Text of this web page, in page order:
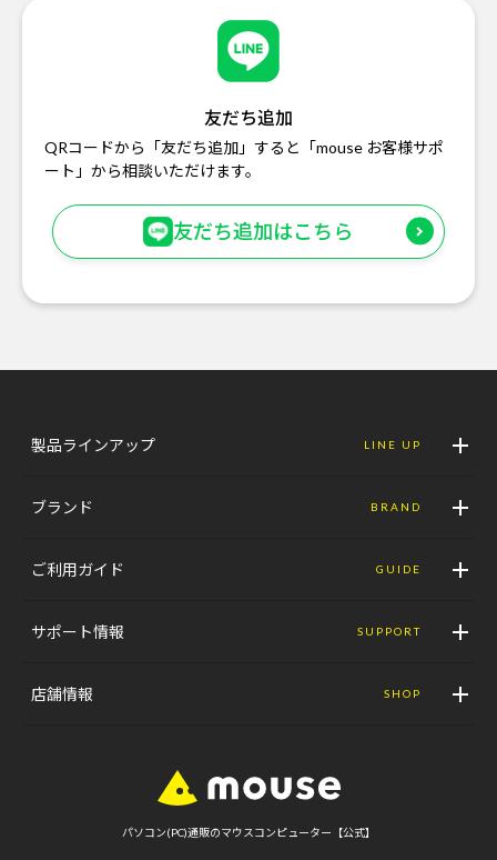
友だち追加
QRコードから「友だち追加」すると「mouse お客様サポ
ート」から相談いただけます。
友だち追加はこちら
製品ラインアップ LINE UP
ブランド BRAND
ご利用ガイド GUIDE
サポート情報 SUPPORT
店舗情報 SHOP
パソコン(PC)通販のマウスコンピューター【公式】